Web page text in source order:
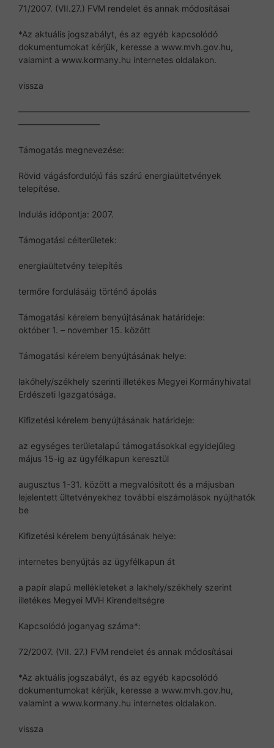
71/2007. (VII.27.) FVM rendelet és annak módosításai
*Az aktuális jogszabályt, és az egyéb kapcsolódó
dokumentumokat kérjük, keresse a www.mvh.gov.hu,
valamint a www.kormany.hu internetes oldalakon.
vissza
———————————————————————————
—————————–
Támogatás megnevezése:
Rövid vágásfordulójú fás szárú energiaültetvények
telepítése.
Indulás időpontja: 2007.
Támogatási célterületek:
energiaültetvény telepítés
termőre fordulásáig történő ápolás
Támogatási kérelem benyújtásának határideje:
október 1. – november 15. között
Támogatási kérelem benyújtásának helye:
lakóhely/székhely szerinti illetékes Megyei Kormányhivatal
Erdészeti Igazgatósága.
Kifizetési kérelem benyújtásának határideje:
az egységes területalapú támogatásokkal egyidejűleg
május 15-ig az ügyfélkapun keresztül
augusztus 1-31. között a megvalósított és a májusban
lejelentett ültetvényekhez további elszámolások nyújthatók
be
Kifizetési kérelem benyújtásának helye:
internetes benyújtás az ügyfélkapun át
a papír alapú mellékleteket a lakhely/székhely szerint
illetékes Megyei MVH Kirendeltségre
Kapcsolódó joganyag száma*:
72/2007. (VII. 27.) FVM rendelet és annak módosításai
*Az aktuális jogszabályt, és az egyéb kapcsolódó
dokumentumokat kérjük, keresse a www.mvh.gov.hu,
valamint a www.kormany.hu internetes oldalakon.
vissza